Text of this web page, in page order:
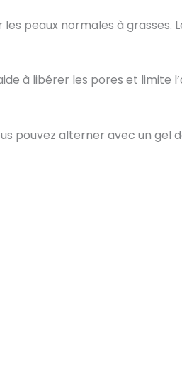
peaux normales à grasses.
à libérer les pores et limite
pouvez alterner avec un gel